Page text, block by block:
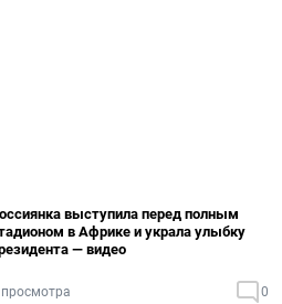
выступила перед полным
в Африке и украла улыбку
— видео
0